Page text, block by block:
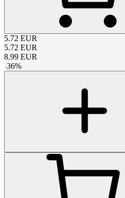
5.72 EUR
5.72 EUR
8.99 EUR
-36%